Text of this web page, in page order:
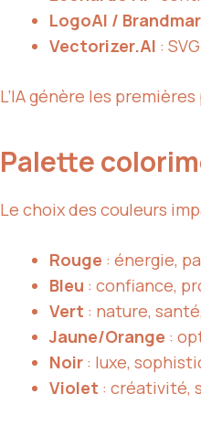
LogoAI /
Vectorizer.AI :
L’IA génère les
Palette
Le choix des couleurs
Rouge : énergie,
Bleu : confiance,
Vert : nature,
Jaune/Orange :
Noir : luxe,
Violet : créativité,